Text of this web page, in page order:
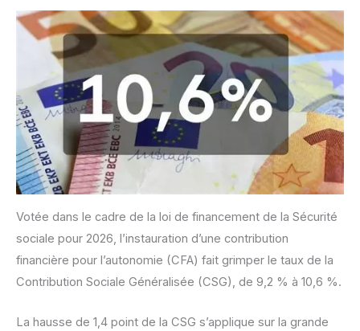
Votée dans le cadre de la loi de financement de la Sécurité
sociale pour 2026, l’instauration d’une contribution
financière pour l’autonomie (CFA) fait grimper le taux de la
Contribution Sociale Généralisée (CSG), de 9,2 % à 10,6 %.
La hausse de 1,4 point de la CSG s’applique sur la grande